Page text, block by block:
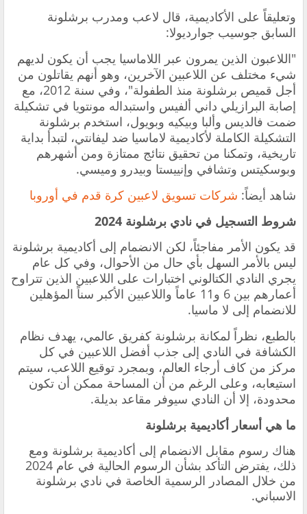
وتعليقاً على الأكاديمية، قال لاعب ومدرب برشلونة
السابق جوسيب جوارديولا:
"اللاعبون الذين يمرون عبر اللاماسيا يجب أن يكون لديهم
شيء مختلف عن اللاعبين الآخرين، وهو أنهم يقاتلون من
أجل قميص برشلونة منذ الطفولة"، وفي سنة 2012، مع
إصابة البرازيلي داني ألفيس واستبداله مونتويا في تشكيلة
ضمت فالديس وألبا وبيكيه وبويول، استخدم برشلونة
التشكيلة الكاملة لأكاديمية لاماسيا ضد ليفانتي، لتبدأ بداية
تاريخية، وتمكنا من تحقيق نتائج ممتازة ومن أشهرهم
وبوسكيتس وتشافي وإنييستا وبيدرو وميسي.
شاهد أيضاً: شركات تسويق لاعبين كرة قدم في أوروبا
شروط التسجيل في نادي برشلونة 2024
قد يكون الأمر مفاجئاً، لكن الانضمام إلى أكاديمية برشلونة
ليس بالأمر السهل بأي حال من الأحوال، وفي كل عام
يجري النادي الكتالوني اختبارات على اللاعبين الذين تتراوح
أعمارهم بين 6 و11 عاماً واللاعبين الأكبر سناً المؤهلين
للانضمام إلى لا ماسيا.
بالطبع، نظراً لمكانة برشلونة كفريق عالمي، يهدف نظام
الكشافة في النادي إلى جذب أفضل اللاعبين في كل
مركز من كاف أرجاء العالم، وبمجرد توقيع اللاعب، سيتم
استيعابه، وعلى الرغم من أن المساحة ممكن أن تكون
محدودة، إلا أن النادي سيوفر مقاعد بديلة.
ما هي أسعار أكاديمية برشلونة
هناك رسوم مقابل الانضمام إلى أكاديمية برشلونة ومع
ذلك، يفترض التأكد بشأن الرسوم الحالية في عام 2024
من خلال المصادر الرسمية الخاصة في نادي برشلونة
الاسباني.